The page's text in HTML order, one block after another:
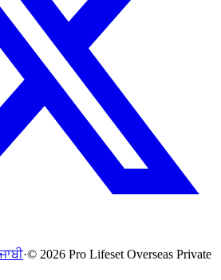
·© 2026 Pro Lifeset Overseas Private